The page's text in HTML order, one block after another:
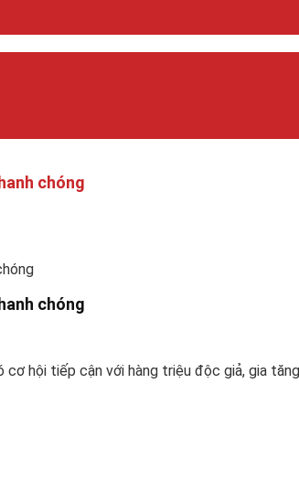
chóng
chóng
cơ hội tiếp cận với hàng triệu độc giả, gia